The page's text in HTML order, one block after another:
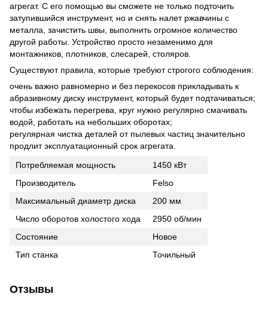
агрегат. С его помощью вы сможете не только подточить
затупившийся инструмент, но и снять налет ржавчины с
металла, зачистить швы, выполнить огромное количество
другой работы. Устройство просто незаменимо для
монтажников, плотников, слесарей, столяров.
Существуют правила, которые требуют строгого соблюдения:
очень важно равномерно и без перекосов прикладывать к
абразивному диску инструмент, который будет подтачиваться;
чтобы избежать перегрева, круг нужно регулярно смачивать
водой, работать на небольших оборотах;
регулярная чистка деталей от пылевых частиц значительно
продлит эксплуатационный срок агрегата.
Потребляемая мощность
1450 кВт
Производитель
Felso
Максимальный диаметр диска
200 мм
Число оборотов холостого хода
2950 об/мин
Состояние
Новое
Тип станка
Точильный
Отзывы